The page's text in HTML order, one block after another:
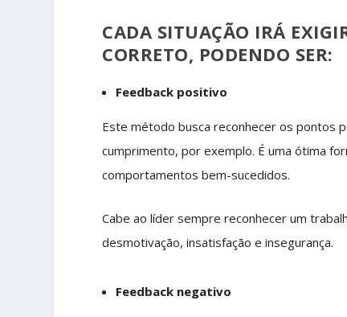
CADA SITUAÇÃO IRÁ
CORRETO, PODENDO SER:
Feedback positivo
Este método busca reconhecer os pontos
cumprimento, por exemplo. É uma ótima
comportamentos bem-sucedidos.
Cabe ao líder sempre reconhecer um
desmotivação, insatisfação e insegurança.
Feedback negativo